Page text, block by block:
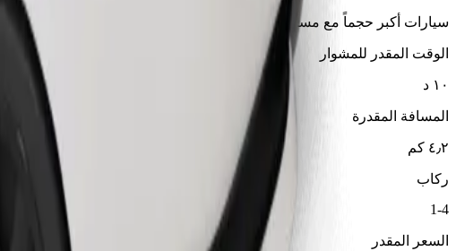
سيارات أكبر حجماً مع مساحة أكبر للأرجل والتخزين
الوقت المقدر للمشوار
١٠ د
المسافة المقدرة
٤٫٢ كم
ركاب
1-4
السعر المقدر